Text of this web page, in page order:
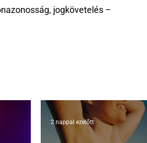
jogkövetelés –
2 nappal ezelőtt